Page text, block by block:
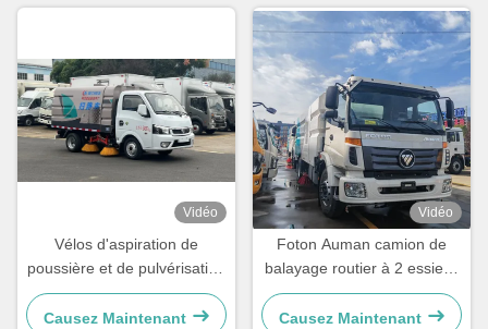
Vidéo
Vélos d'aspiration de
poussière et de pulvérisation
d'eau
Causez Maintenant
Vidéo
Foton Auman camion de
balayage routier à 2 essieux
camion de balayage de rue
à vide
Causez Maintenant